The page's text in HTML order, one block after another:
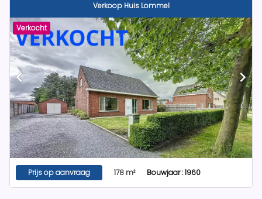
Verkoop Huis Lommel
Prijs op aanvraag 178 m² Bouwjaar : 1960
Verkocht